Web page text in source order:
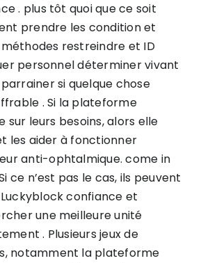
. plus tôt quoi que ce soit
prendre les condition et
restreindre et ID
personnel déterminer vivant
si quelque chose
. Si la plateforme
sur leurs besoins, alors elle
les aider à fonctionner
anti-ophtalmique. come in
ce n’est pas le cas, ils peuvent
Luckyblockconfiance et
une meilleure unité
. Plusieurs jeux de
notamment la plateforme